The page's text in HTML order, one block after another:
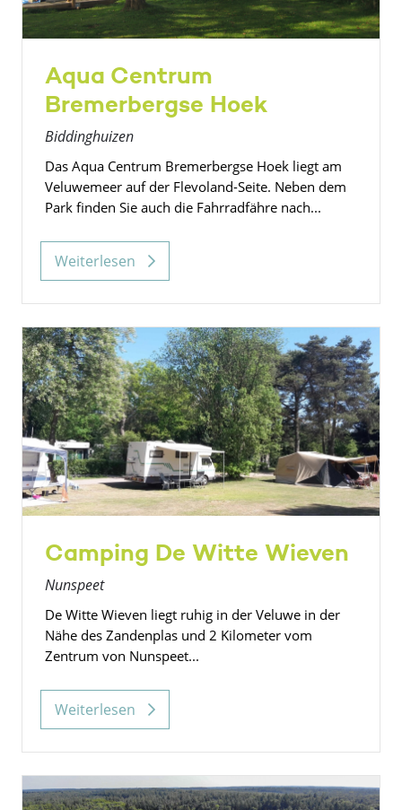
Aqua Centrum
Bremerbergse Hoek
Biddinghuizen
Das Aqua Centrum Bremerbergse Hoek liegt am
Veluwemeer auf der Flevoland-Seite. Neben dem
Park finden Sie auch die Fahrradfähre nach...
Weiterlesen
Camping De Witte Wieven
Nunspeet
De Witte Wieven liegt ruhig in der Veluwe in der
Nähe des Zandenplas und 2 Kilometer vom
Zentrum von Nunspeet...
Weiterlesen